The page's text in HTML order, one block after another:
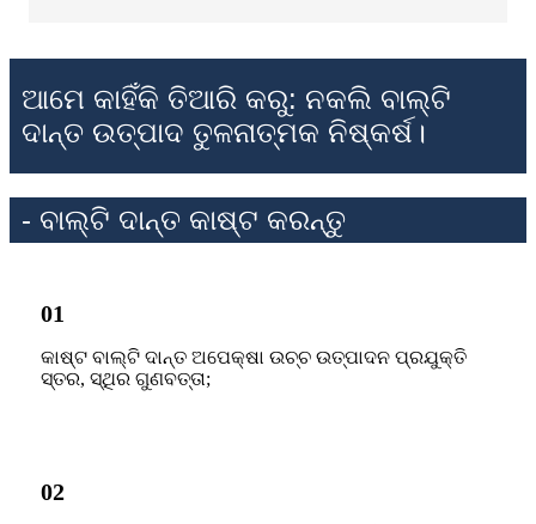
ଆମେ କାହିଁକି ତିଆରି କରୁ: ନକଲି ବାଲ୍ଟି
ଦାନ୍ତ ଉତ୍ପାଦ ତୁଳନାତ୍ମକ ନିଷ୍କର୍ଷ।
- ବାଲ୍ଟି ଦାନ୍ତ କାଷ୍ଟ କରନ୍ତୁ
01
କାଷ୍ଟ ବାଲ୍ଟି ଦାନ୍ତ ଅପେକ୍ଷା ଉଚ୍ଚ ଉତ୍ପାଦନ ପ୍ରଯୁକ୍ତି
ସ୍ତର, ସ୍ଥିର ଗୁଣବତ୍ତା;
02